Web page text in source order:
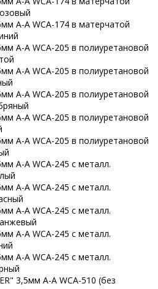
A-A WCA-174 в матерчатой
A-A WCA-205 в полиуретановой
A-A WCA-205 в полиуретановой
A-A WCA-205 в полиуретановой
A-A WCA-205 в полиуретановой
A-A WCA-205 в полиуретановой
A-A WCA-245 с металл.
A-A WCA-245 с металл.
A-A WCA-245 с металл.
A-A WCA-245 с металл.
A-A WCA-245 с металл.
3,5мм A-A WCA-510 (без